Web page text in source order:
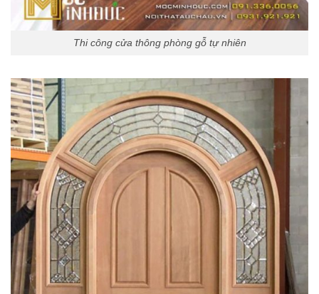
Thi công cửa thông phòng gỗ tự nhiên